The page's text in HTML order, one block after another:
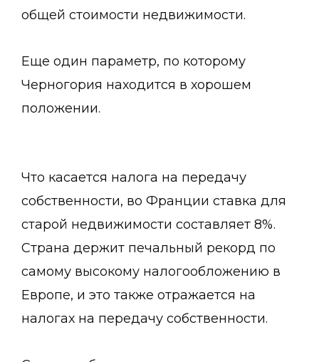
общей стоимости недвижимости.
Еще один параметр, по которому
Черногория находится в хорошем
положении.
Что касается налога на передачу
собственности, во Франции ставка для
старой недвижимости составляет 8%.
Страна держит печальный рекорд по
самому высокому налогообложению в
Европе, и это также отражается на
налогах на передачу собственности.